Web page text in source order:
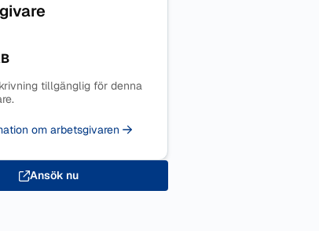
tillgänglig för denna
om arbetsgivaren
Ansök nu